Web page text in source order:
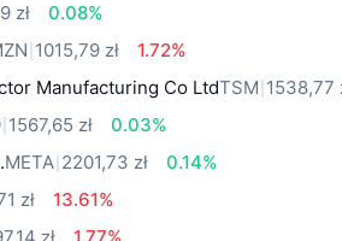
zł
0.08%
1015,79 zł
1.72%
Manufacturing Co LtdTSM 1538,77
1567,65 zł
0.03%
META 2201,73 zł
0.14%
zł
13.61%